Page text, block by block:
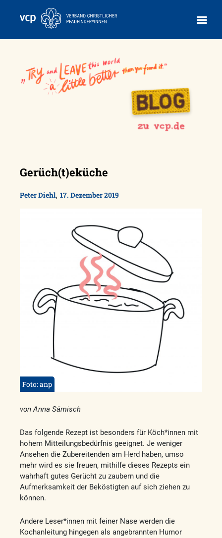
Gerüch(t)eküche
Peter Diehl, 17. Dezember 2019
Foto: anp
von Anna Sämisch
Das folgende Rezept ist besonders für Köch*innen mit
hohem Mitteilungsbedürfnis geeignet. Je weniger
Ansehen die Zubereitenden am Herd haben, umso
mehr wird es sie freuen, mithilfe dieses Rezepts ein
wahrhaft gutes Gerücht zu zaubern und die
Aufmerksamkeit der Beköstigten auf sich ziehen zu
können.
Andere Leser*innen mit feiner Nase werden die
Kochanleitung hingegen als angebrannten Humor